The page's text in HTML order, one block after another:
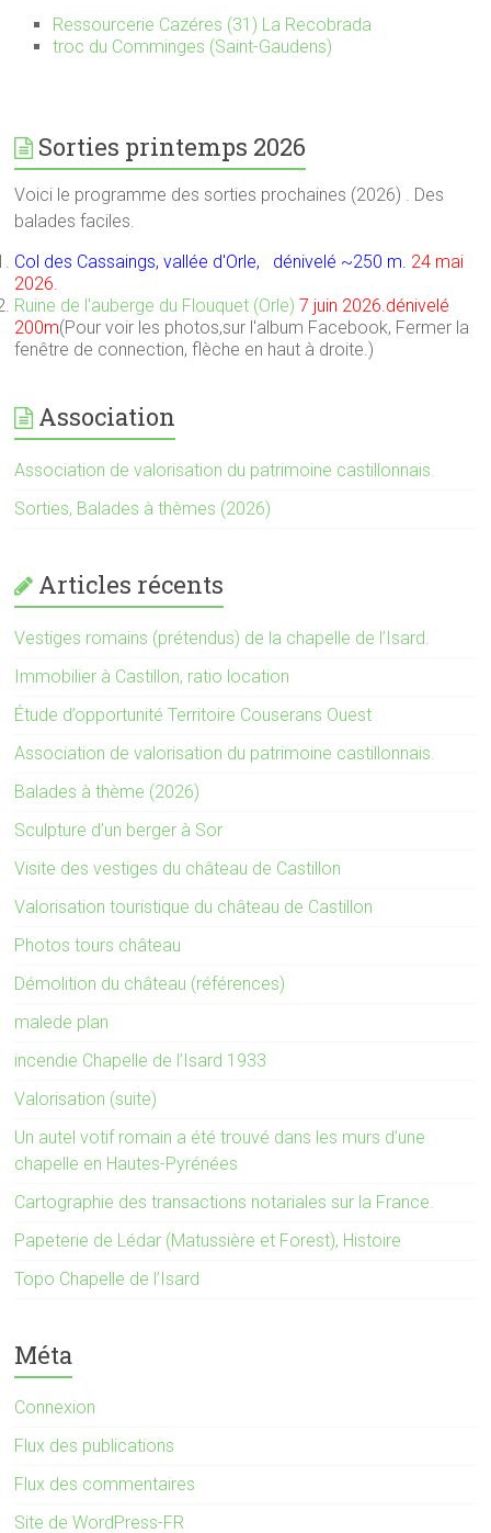
Ressourcerie Cazéres (31) La Recobrada
troc du Comminges (Saint-Gaudens)
Sorties printemps 2026
Voici le programme des sorties prochaines (2026) . Des
balades faciles.
Col des Cassaings, vallée d'Orle, dénivelé ~250 m. 24 mai
2026.
Ruine de l'auberge du Flouquet (Orle) 7 juin 2026.dénivelé
200m(Pour voir les photos,sur l'album Facebook, Fermer la
fenêtre de connection, flèche en haut à droite.)
Association
Association de valorisation du patrimoine castillonnais.
Sorties, Balades à thèmes (2026)
Articles récents
Vestiges romains (prétendus) de la chapelle de l’Isard.
Immobilier à Castillon, ratio location
Étude d’opportunité Territoire Couserans Ouest
Association de valorisation du patrimoine castillonnais.
Balades à thème (2026)
Sculpture d’un berger à Sor
Visite des vestiges du château de Castillon
Valorisation touristique du château de Castillon
Photos tours château
Démolition du château (références)
malede plan
incendie Chapelle de l’Isard 1933
Valorisation (suite)
Un autel votif romain a été trouvé dans les murs d’une
chapelle en Hautes-Pyrénées
Cartographie des transactions notariales sur la France.
Papeterie de Lédar (Matussière et Forest), Histoire
Topo Chapelle de l’Isard
Méta
Connexion
Flux des publications
Flux des commentaires
Site de WordPress-FR